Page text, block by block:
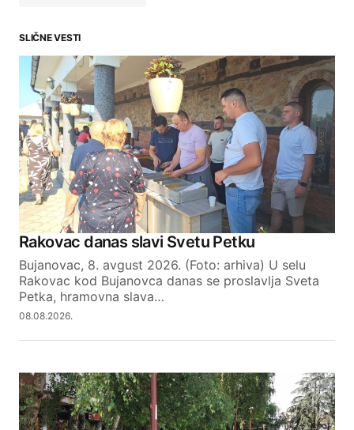
Your email address will not be published.
Required fields are marked*
Comment*
Your Name
Your E-mail
SLIČNE VESTI
Rakovac danas slavi Svetu Petku
Bujanovac, 8. avgust 2026. (Foto: arhiva) U selu
Rakovac kod Bujanovca danas se proslavlja Sveta
Petka, hramovna slava…
08.08.2026.